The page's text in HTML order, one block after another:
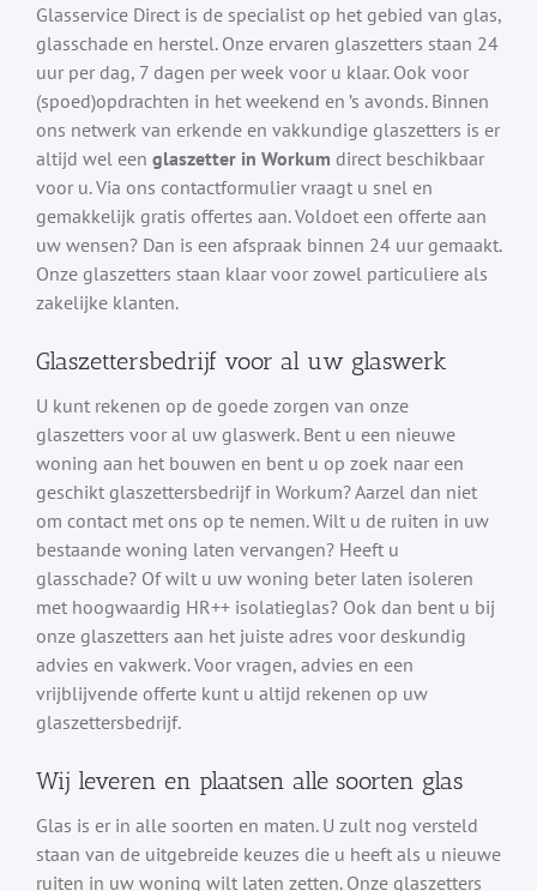
Glasservice Direct is de specialist op het gebied van glas,
glasschade en herstel. Onze ervaren glaszetters staan 24
uur per dag, 7 dagen per week voor u klaar. Ook voor
(spoed)opdrachten in het weekend en ’s avonds. Binnen
ons netwerk van erkende en vakkundige glaszetters is er
altijd wel een glaszetter in Workum direct beschikbaar
voor u. Via ons contactformulier vraagt u snel en
gemakkelijk gratis offertes aan. Voldoet een offerte aan
uw wensen? Dan is een afspraak binnen 24 uur gemaakt.
Onze glaszetters staan klaar voor zowel particuliere als
zakelijke klanten.
Glaszettersbedrijf voor al uw glaswerk
U kunt rekenen op de goede zorgen van onze
glaszetters voor al uw glaswerk. Bent u een nieuwe
woning aan het bouwen en bent u op zoek naar een
geschikt glaszettersbedrijf in Workum? Aarzel dan niet
om contact met ons op te nemen. Wilt u de ruiten in uw
bestaande woning laten vervangen? Heeft u
glasschade? Of wilt u uw woning beter laten isoleren
met hoogwaardig HR++ isolatieglas? Ook dan bent u bij
onze glaszetters aan het juiste adres voor deskundig
advies en vakwerk. Voor vragen, advies en een
vrijblijvende offerte kunt u altijd rekenen op uw
glaszettersbedrijf.
Wij leveren en plaatsen alle soorten glas
Glas is er in alle soorten en maten. U zult nog versteld
staan van de uitgebreide keuzes die u heeft als u nieuwe
ruiten in uw woning wilt laten zetten. Onze glaszetters